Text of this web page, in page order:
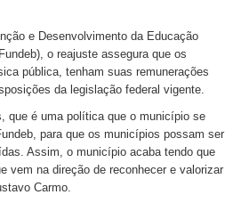
e Desenvolvimento da Educação
o reajuste assegura que os
pública, tenham suas remunerações
da legislação federal vigente.
que é uma política que o município se
para que os municípios possam ser
Assim, o município acaba tendo que
vem na direção de reconhecer e valorizar
Carmo.